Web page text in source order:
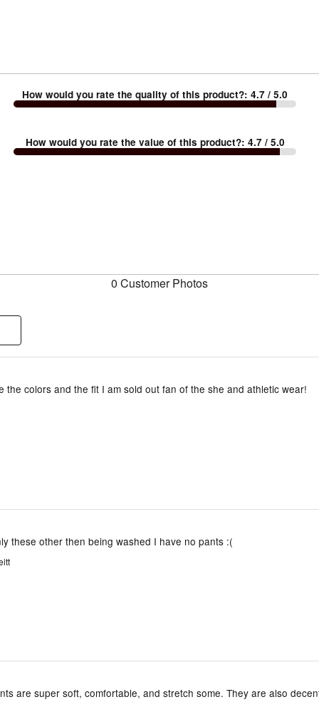
How would you rate the quality of this product?:4.7 / 5.0
How would you rate the value of this product?: 4.7/ 5.0
0 Customer Photos
the colors and the fit I am sold out fan of the she and athletic wear!
these other then being washed I have no pants :(
are super soft, comfortable, and stretch some. They are also